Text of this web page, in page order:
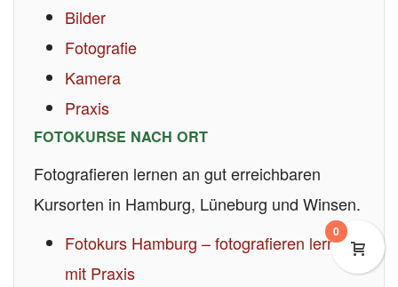
Bilder
Fotografie
Kamera
Praxis
FOTOKURSE NACH ORT
Fotografieren lernen an gut erreichbaren
Kursorten in Hamburg, Lüneburg und Winsen.
Fotokurs Hamburg – fotografieren lernen
mit Praxis
0